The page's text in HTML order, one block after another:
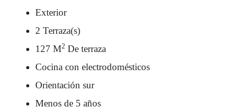
Exterior
2 Terraza(s)
127 M2 De terraza
Cocina con electrodomésticos
Orientación sur
Menos de 5 años